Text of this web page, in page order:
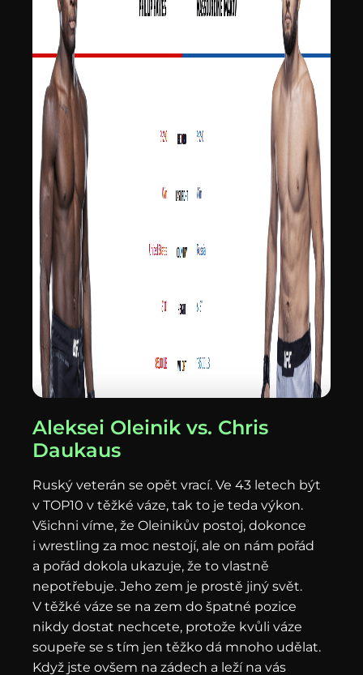
Aleksei Oleinik vs. Chris
Daukaus
Ruský veterán se opět vrací. Ve 43 letech být
v TOP10 v těžké váze, tak to je teda výkon.
Všichni víme, že Oleinikův postoj, dokonce
i wrestling za moc nestojí, ale on nám pořád
a pořád dokola ukazuje, že to vlastně
nepotřebuje. Jeho zem je prostě jiný svět.
V těžké váze se na zem do špatné pozice
nikdy dostat nechcete, protože kvůli váze
soupeře se s tím jen těžko dá mnoho udělat.
Když jste ovšem na zádech a leží na vás